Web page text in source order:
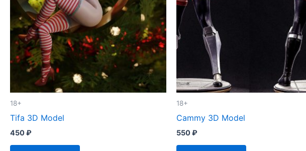
18+
Tifa 3D Model
450₽
18+
Cammy 3D Model
550₽